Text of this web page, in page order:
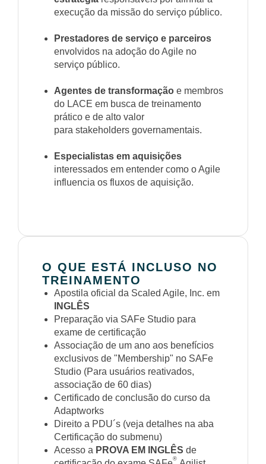
execução da missão do serviço público.
Prestadores de serviço e parceiros
envolvidos na adoção do Agile no
serviço público.
Agentes de transformação e membros
do LACE em busca de treinamento
prático e de alto valor
para stakeholders governamentais.
Especialistas em aquisições
interessados em entender como o Agile
influencia os fluxos de aquisição.
O QUE ESTÁ INCLUSO NO
TREINAMENTO
Apostila oficial da Scaled Agile, Inc. em
INGLÊS
Preparação via SAFe Studio para
exame de certificação
Associação de um ano aos benefícios
exclusivos de "Membership" no SAFe
Studio (Para usuários reativados,
associação de 60 dias)
Certificado de conclusão do curso da
Adaptworks
Direito a PDU´s (veja detalhes na aba
Certificação do submenu)
Acesso a PROVA EM INGLÊS de
®